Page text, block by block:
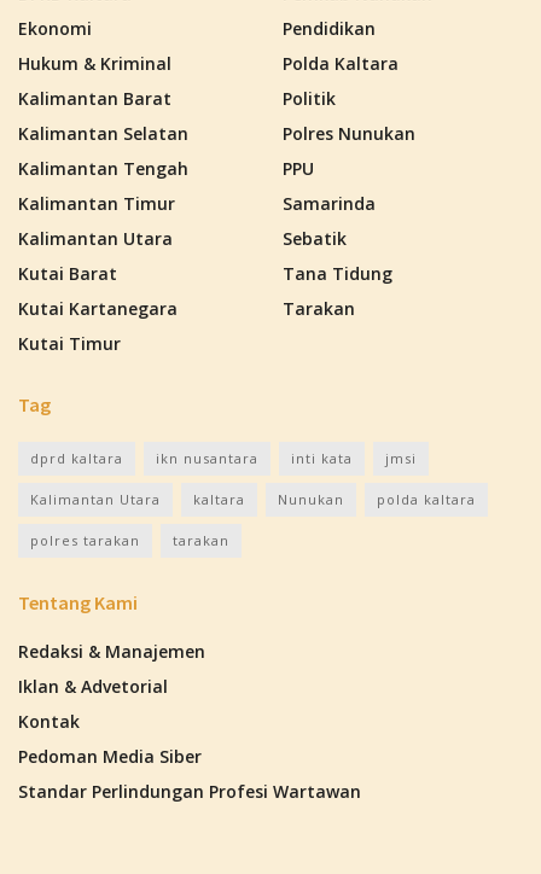
Ekonomi
Hukum & Kriminal
Kalimantan Barat
Kalimantan Selatan
Kalimantan Tengah
Kalimantan Timur
Kalimantan Utara
Kutai Barat
Kutai Kartanegara
Kutai Timur
Pendidikan
Polda Kaltara
Politik
Polres Nunukan
PPU
Samarinda
Sebatik
Tana Tidung
Tarakan
Tag
dprd kaltara ikn nusantara inti kata jmsi
Kalimantan Utara kaltara Nunukan polda kaltara
polres tarakan tarakan
Tentang Kami
Redaksi & Manajemen
Iklan & Advetorial
Kontak
Pedoman Media Siber
Standar Perlindungan Profesi Wartawan